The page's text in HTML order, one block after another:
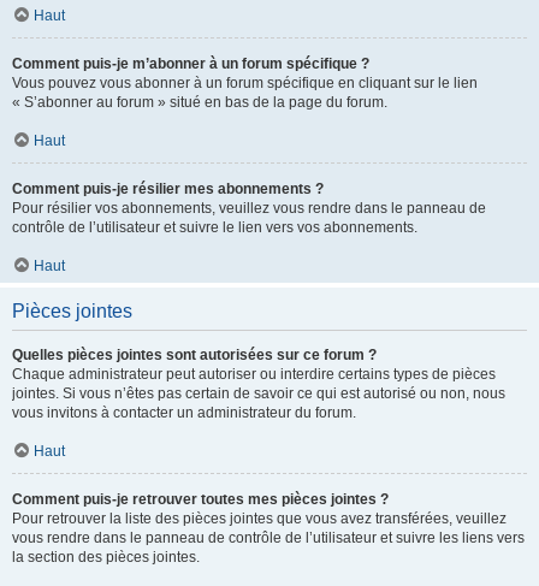
Haut
Comment puis-je m’abonner à un forum spécifique ?
Vous pouvez vous abonner à un forum spécifique en cliquant sur le lien
« S’abonner au forum » situé en bas de la page du forum.
Haut
Comment puis-je résilier mes abonnements ?
Pour résilier vos abonnements, veuillez vous rendre dans le panneau de
contrôle de l’utilisateur et suivre le lien vers vos abonnements.
Haut
Pièces jointes
Quelles pièces jointes sont autorisées sur ce forum ?
Chaque administrateur peut autoriser ou interdire certains types de pièces
jointes. Si vous n’êtes pas certain de savoir ce qui est autorisé ou non, nous
vous invitons à contacter un administrateur du forum.
Haut
Comment puis-je retrouver toutes mes pièces jointes ?
Pour retrouver la liste des pièces jointes que vous avez transférées, veuillez
vous rendre dans le panneau de contrôle de l’utilisateur et suivre les liens vers
la section des pièces jointes.